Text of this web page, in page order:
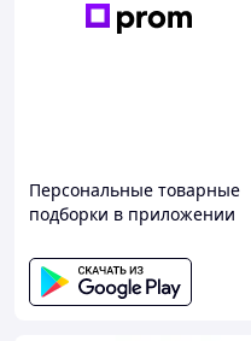
Персональные товарные
подборки в приложении